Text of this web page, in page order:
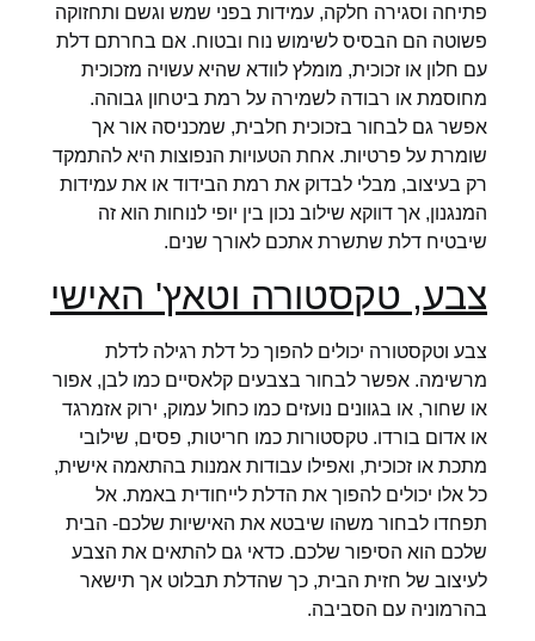
פתיחה וסגירה חלקה, עמידות בפני שמש וגשם ותחזוקה
פשוטה הם הבסיס לשימוש נוח ובטוח. אם בחרתם דלת
עם חלון או זכוכית, מומלץ לוודא שהיא עשויה מזכוכית
מחוסמת או רבודה לשמירה על רמת ביטחון גבוהה.
אפשר גם לבחור בזכוכית חלבית, שמכניסה אור אך
שומרת על פרטיות. אחת הטעויות הנפוצות היא להתמקד
רק בעיצוב, מבלי לבדוק את רמת הבידוד או את עמידות
המנגנון, אך דווקא שילוב נכון בין יופי לנוחות הוא זה
שיבטיח דלת שתשרת אתכם לאורך שנים.
צבע, טקסטורה וטאץ' האישי
צבע וטקסטורה יכולים להפוך כל דלת רגילה לדלת
מרשימה. אפשר לבחור בצבעים קלאסיים כמו לבן, אפור
או שחור, או בגוונים נועזים כמו כחול עמוק, ירוק אזמרגד
או אדום בורדו. טקסטורות כמו חריטות, פסים, שילובי
מתכת או זכוכית, ואפילו עבודות אמנות בהתאמה אישית,
כל אלו יכולים להפוך את הדלת לייחודית באמת. אל
תפחדו לבחור משהו שיבטא את האישיות שלכם- הבית
שלכם הוא הסיפור שלכם. כדאי גם להתאים את הצבע
לעיצוב של חזית הבית, כך שהדלת תבלוט אך תישאר
בהרמוניה עם הסביבה.